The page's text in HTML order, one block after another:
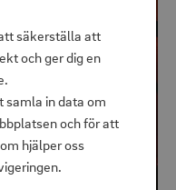
säkerställa att
och ger dig en
samla in data om
och för att
hjälper oss